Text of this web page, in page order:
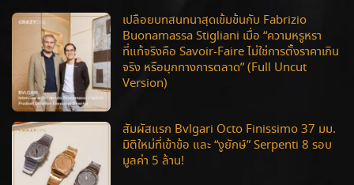
เปลือยบทสนทนาสุดเข้มข้นกับ Fabrizio
Buonamassa Stigliani เมื่อ “ความหรูหรา
ที่แท้จริงคือ Savoir-Faire ไม่ใช่การตั้งราคาเกิน
จริง หรือมุกทางการตลาด” (Full Uncut
Version)
สัมผัสแรก Bvlgari Octo Finissimo 37 มม.
มิติใหม่ที่เข้าข้อ และ “งูยักษ์” Serpenti 8 รอบ
มูลค่า 5 ล้าน!